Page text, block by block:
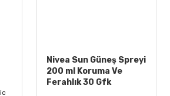
Nivea Sun Güneş Spreyi
200 ml Koruma Ve
Ferahlık 30 Gfk